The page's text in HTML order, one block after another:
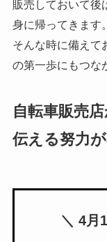
販売しておいて後
身に帰ってきます。
そんな時に備えて
の第一歩にもつな
自転車販売
伝える努力
＼ 4月